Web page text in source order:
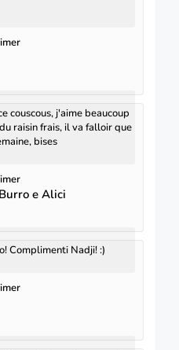
couscous, j'aime beaucoup
raisin frais, il va falloir que
bises
e Alici
Complimenti Nadji! :)